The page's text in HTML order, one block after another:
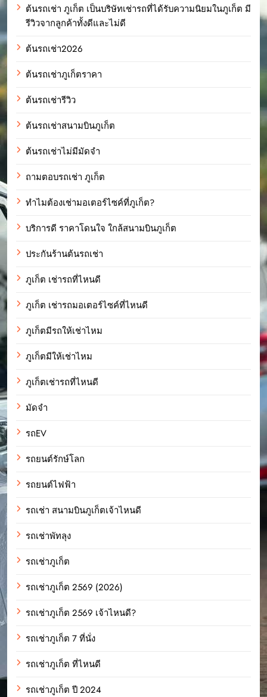
ต้นรถเช่า ภูเก็ต เป็นบริษัทเช่ารถที่ได้รับความนิยมในภูเก็ต มี
รีวิวจากลูกค้าทั้งดีและไม่ดี
ต้นรถเช่า2026
ต้นรถเช่าภูเก็ตราคา
ต้นรถเช่ารีวิว
ต้นรถเช่าสนามบินภูเก็ต
ต้นรถเช่าไม่มีมัดจำ
ถามตอบรถเช่า ภูเก็ต
ทำไมต้องเช่ามอเตอร์ไซค์ที่ภูเก็ต?
บริการดี ราคาโดนใจ ใกล้สนามบินภูเก็ต
ประกันร้านต้นรถเช่า
ภูเก็ต เช่ารถที่ไหนดี
ภูเก็ต เช่ารถมอเตอร์ไซค์ที่ไหนดี
ภูเก็ตมีรถให้เช่าไหม
ภูเก็ตมีให้เช่าไหม
ภูเก็ตเช่ารถที่ไหนดี
มัดจำ
รถEV
รถยนต์รักษ์โลก
รถยนต์ไฟฟ้า
รถเช่า สนามบินภูเก็ตเจ้าไหนดี
รถเช่าพัทลุง
รถเช่าภูเก็ต
รถเช่าภูเก็ต 2569 (2026)
รถเช่าภูเก็ต 2569 เจ้าไหนดี?
รถเช่าภูเก็ต 7 ที่นั่ง
รถเช่าภูเก็ต ที่ไหนดี
รถเช่าภูเก็ต ปี 2024